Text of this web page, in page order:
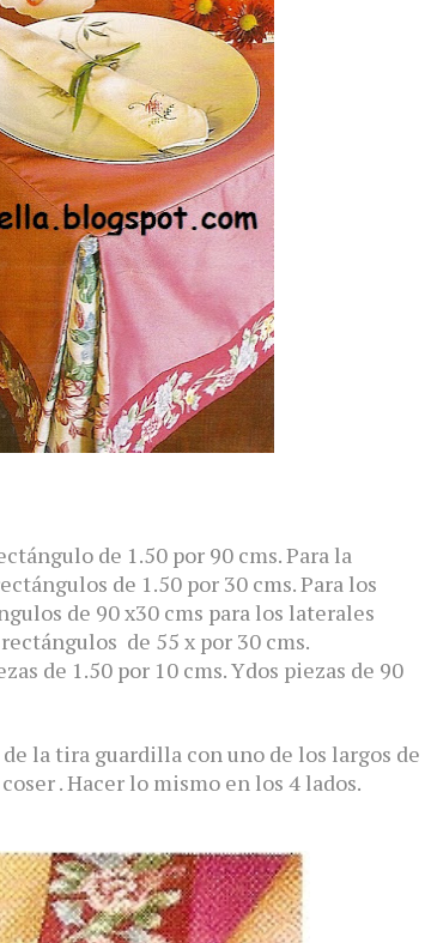
de 1.50 por 90 cms. Para la
de 1.50 por 30 cms. Para los
de 90 x30 cms para los laterales
de 55 x por 30 cms.
de 1.50 por 10 cms. Ydos piezas de 90
la tira guardilla con uno de los largos de
. Hacer lo mismo en los 4 lados.